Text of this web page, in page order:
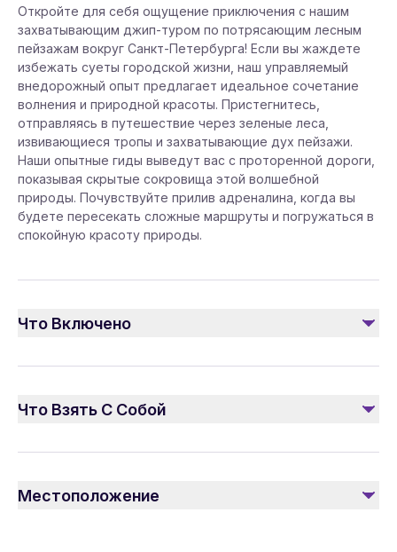
Откройте для себя ощущение приключения с нашим
захватывающим джип-туром по потрясающим лесным
пейзажам вокруг Санкт-Петербурга! Если вы жаждете
избежать суеты городской жизни, наш управляемый
внедорожный опыт предлагает идеальное сочетание
волнения и природной красоты. Пристегнитесь,
отправляясь в путешествие через зеленые леса,
извивающиеся тропы и захватывающие дух пейзажи.
Наши опытные гиды выведут вас с проторенной дороги,
показывая скрытые сокровища этой волшебной
природы. Почувствуйте прилив адреналина, когда вы
будете пересекать сложные маршруты и погружаться в
спокойную красоту природы.
Что Включено
Включено
Личный гид
Что Взять С Собой
Пожалуйста, носите удобную и подходящую
Местоположение